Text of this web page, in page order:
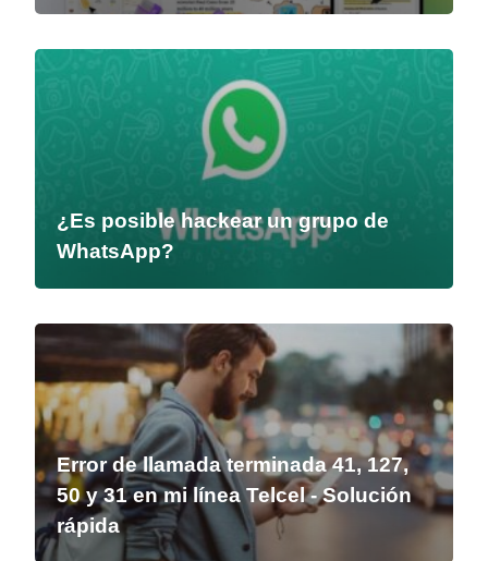
¿Es posible hackear un grupo de
WhatsApp?
Error de llamada terminada 41, 127,
50 y 31 en mi línea Telcel - Solución
rápida